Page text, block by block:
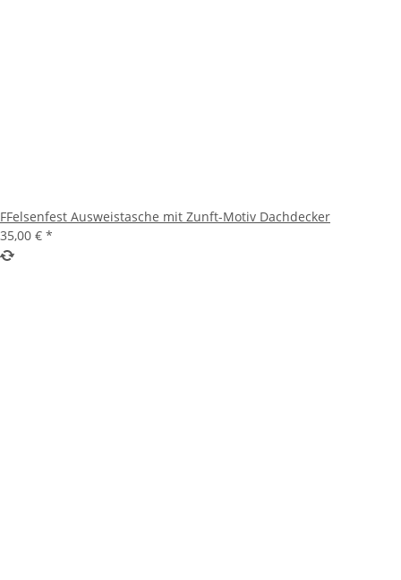
FFelsenfest Ausweistasche mit Zunft-Motiv Dachdecker
35,00 € *